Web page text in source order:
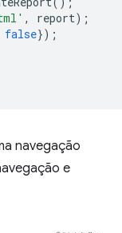
, report);
false});
navegação
e